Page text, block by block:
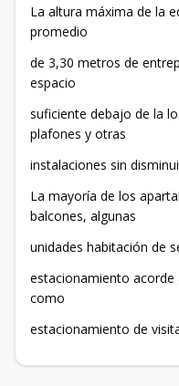
La altura máxima de la
promedio
de 3,30 metros de
espacio
suficiente debajo de la
plafones y otras
instalaciones sin
La mayoría de los
balcones, algunas
unidades habitación de
estacionamiento acorde
como
estacionamiento de